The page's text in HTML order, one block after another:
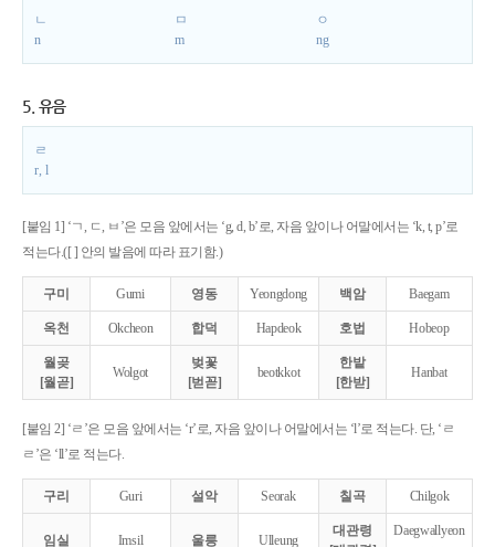
ㄴ
n
ㅁ
m
ㅇ
ng
5. 유음
ㄹ
r, l
[붙임 1] ‘ㄱ, ㄷ, ㅂ’은 모음 앞에서는 ‘g, d, b’로, 자음 앞이나 어말에서는 ‘k, t, p’로
적는다.([ ] 안의 발음에 따라 표기함.)
구미 Gumi 영동 Yeongdong 백암 Baegam
옥천 Okcheon 합덕 Hapdeok 호법 Hobeop
월곶
[월곧]
Wolgot
벚꽃
[벋꼳]
beotkkot
한밭
[한받]
Hanbat
[붙임 2] ‘ㄹ’은 모음 앞에서는 ‘r’로, 자음 앞이나 어말에서는 ‘l’로 적는다. 단, ‘ㄹ
ㄹ’은 ‘ll’로 적는다.
구리 Guri 설악 Seorak 칠곡 Chilgok
임실 Imsil 울릉 Ulleung
대관령
Daegwallyeon